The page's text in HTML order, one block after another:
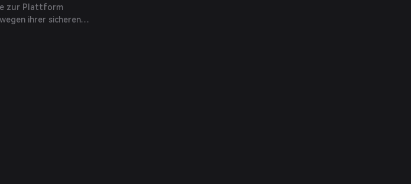
zur Plattform
ihrer sicheren
bei Krypto-